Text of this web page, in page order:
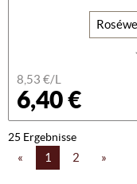
8,53 €/L
6,40 €
25 Ergebnisse
« 1 2 »